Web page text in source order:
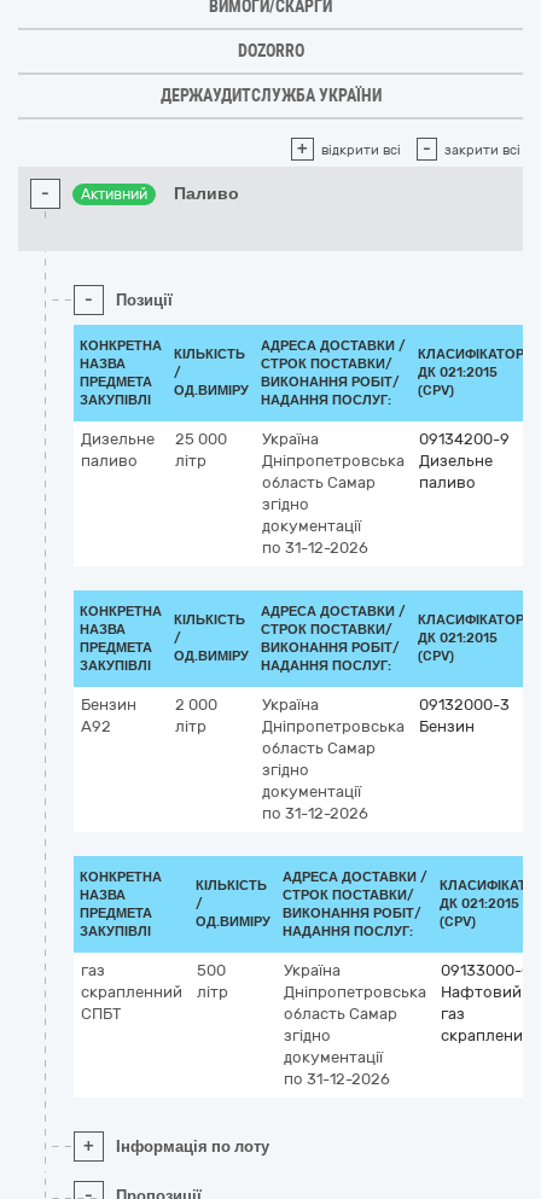
ВИМОГИ/СКАРГИ
DOZORRO
ДЕРЖАУДИТСЛУЖБА УКРАЇНИ
+ відкрити всі - закрити всі
- Активний Паливо
- Позиції
КОНКРЕТНА
НАЗВА
ПРЕДМЕТА
ЗАКУПІВЛІ
КІЛЬКІСТЬ
/
ОД.ВИМІРУ
АДРЕСА ДОСТАВКИ /
СТРОК ПОСТАВКИ/
ВИКОНАННЯ РОБІТ/
НАДАННЯ ПОСЛУГ:
КЛАСИФІКАТОР
ДК 021:2015
(CPV)
Дизельне
паливо
25 000
літр
Україна
Дніпропетровська
область Самар
згідно
документації
по 31-12-2026
09134200-9
Дизельне
паливо
КОНКРЕТНА
НАЗВА
ПРЕДМЕТА
ЗАКУПІВЛІ
КІЛЬКІСТЬ
/
ОД.ВИМІРУ
АДРЕСА ДОСТАВКИ /
СТРОК ПОСТАВКИ/
ВИКОНАННЯ РОБІТ/
НАДАННЯ ПОСЛУГ:
КЛАСИФІКАТОР
ДК 021:2015
(CPV)
Бензин
А92
2 000
літр
Україна
Дніпропетровська
область Самар
згідно
документації
по 31-12-2026
09132000-3
Бензин
КОНКРЕТНА
НАЗВА
ПРЕДМЕТА
ЗАКУПІВЛІ
КІЛЬКІСТЬ
/
ОД.ВИМІРУ
АДРЕСА ДОСТАВКИ /
СТРОК ПОСТАВКИ/
ВИКОНАННЯ РОБІТ/
НАДАННЯ ПОСЛУГ:
ДК 021:2015
(CPV)
газ
скрапленний
СПБТ
500
літр
Україна
Дніпропетровська
область Самар
згідно
документації
по 31-12-2026
09133000-0
Нафтовий
газ
скраплений
+ Інформація по лоту